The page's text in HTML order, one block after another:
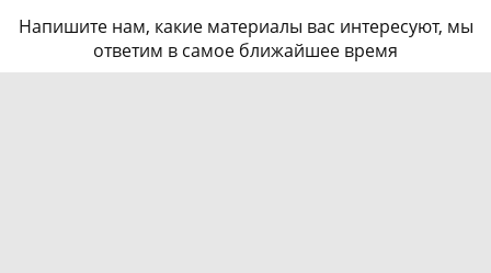
Напишите нам, какие материалы вас интересуют, мы
ответим в самое ближайшее время